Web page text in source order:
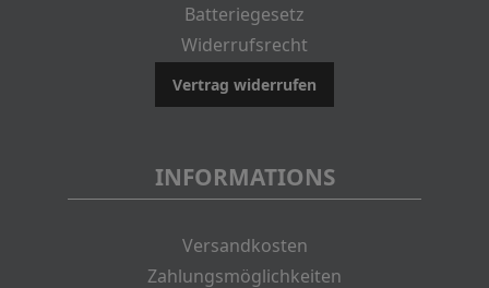
Batteriegesetz
Widerrufsrecht
Vertrag widerrufen
INFORMATIONS
Versandkosten
Zahlungsmöglichkeiten